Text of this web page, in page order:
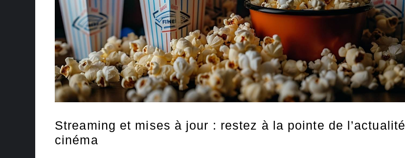
Streaming et mises à jour : restez à la pointe de l’actualité
cinéma